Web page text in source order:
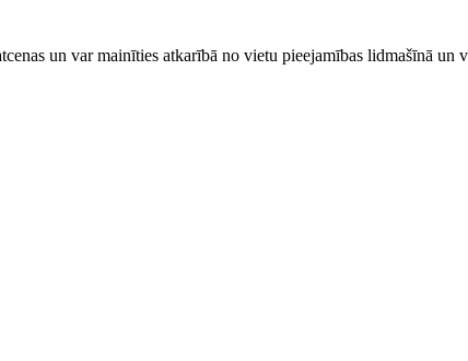
un var mainīties atkarībā ​no ​vietu pieejamības lidmašīnā